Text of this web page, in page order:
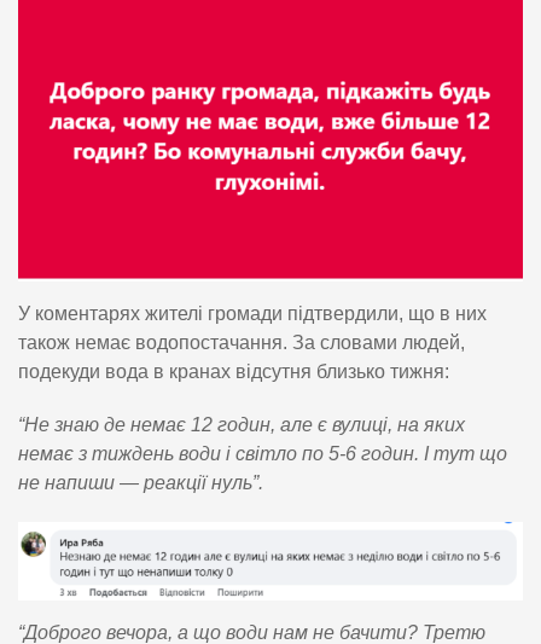
У коментарях жителі громади підтвердили, що в них
також немає водопостачання. За словами людей,
подекуди вода в кранах відсутня близько тижня:
“Не знаю де немає 12 годин, але є вулиці, на яких
немає з тиждень води і світло по 5-6 годин. І тут що
не напиши — реакції нуль”.
“Доброго вечора, а що води нам не бачити? Третю